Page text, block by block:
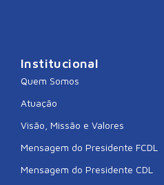
Institucional
Quem Somos
Atuação
Visão, Missão e Valores
Mensagem do Presidente FCDL
Mensagem do Presidente CDL